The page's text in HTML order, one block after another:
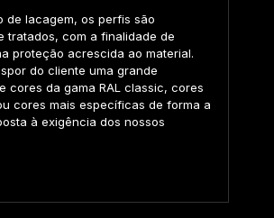
de lacagem, os perfis são
tratados, com a finalidade de
proteção acrescida ao material.
do cliente uma grande
cores da gama RAL classic, cores
cores mais específicas de forma a
à exigência dos nossos